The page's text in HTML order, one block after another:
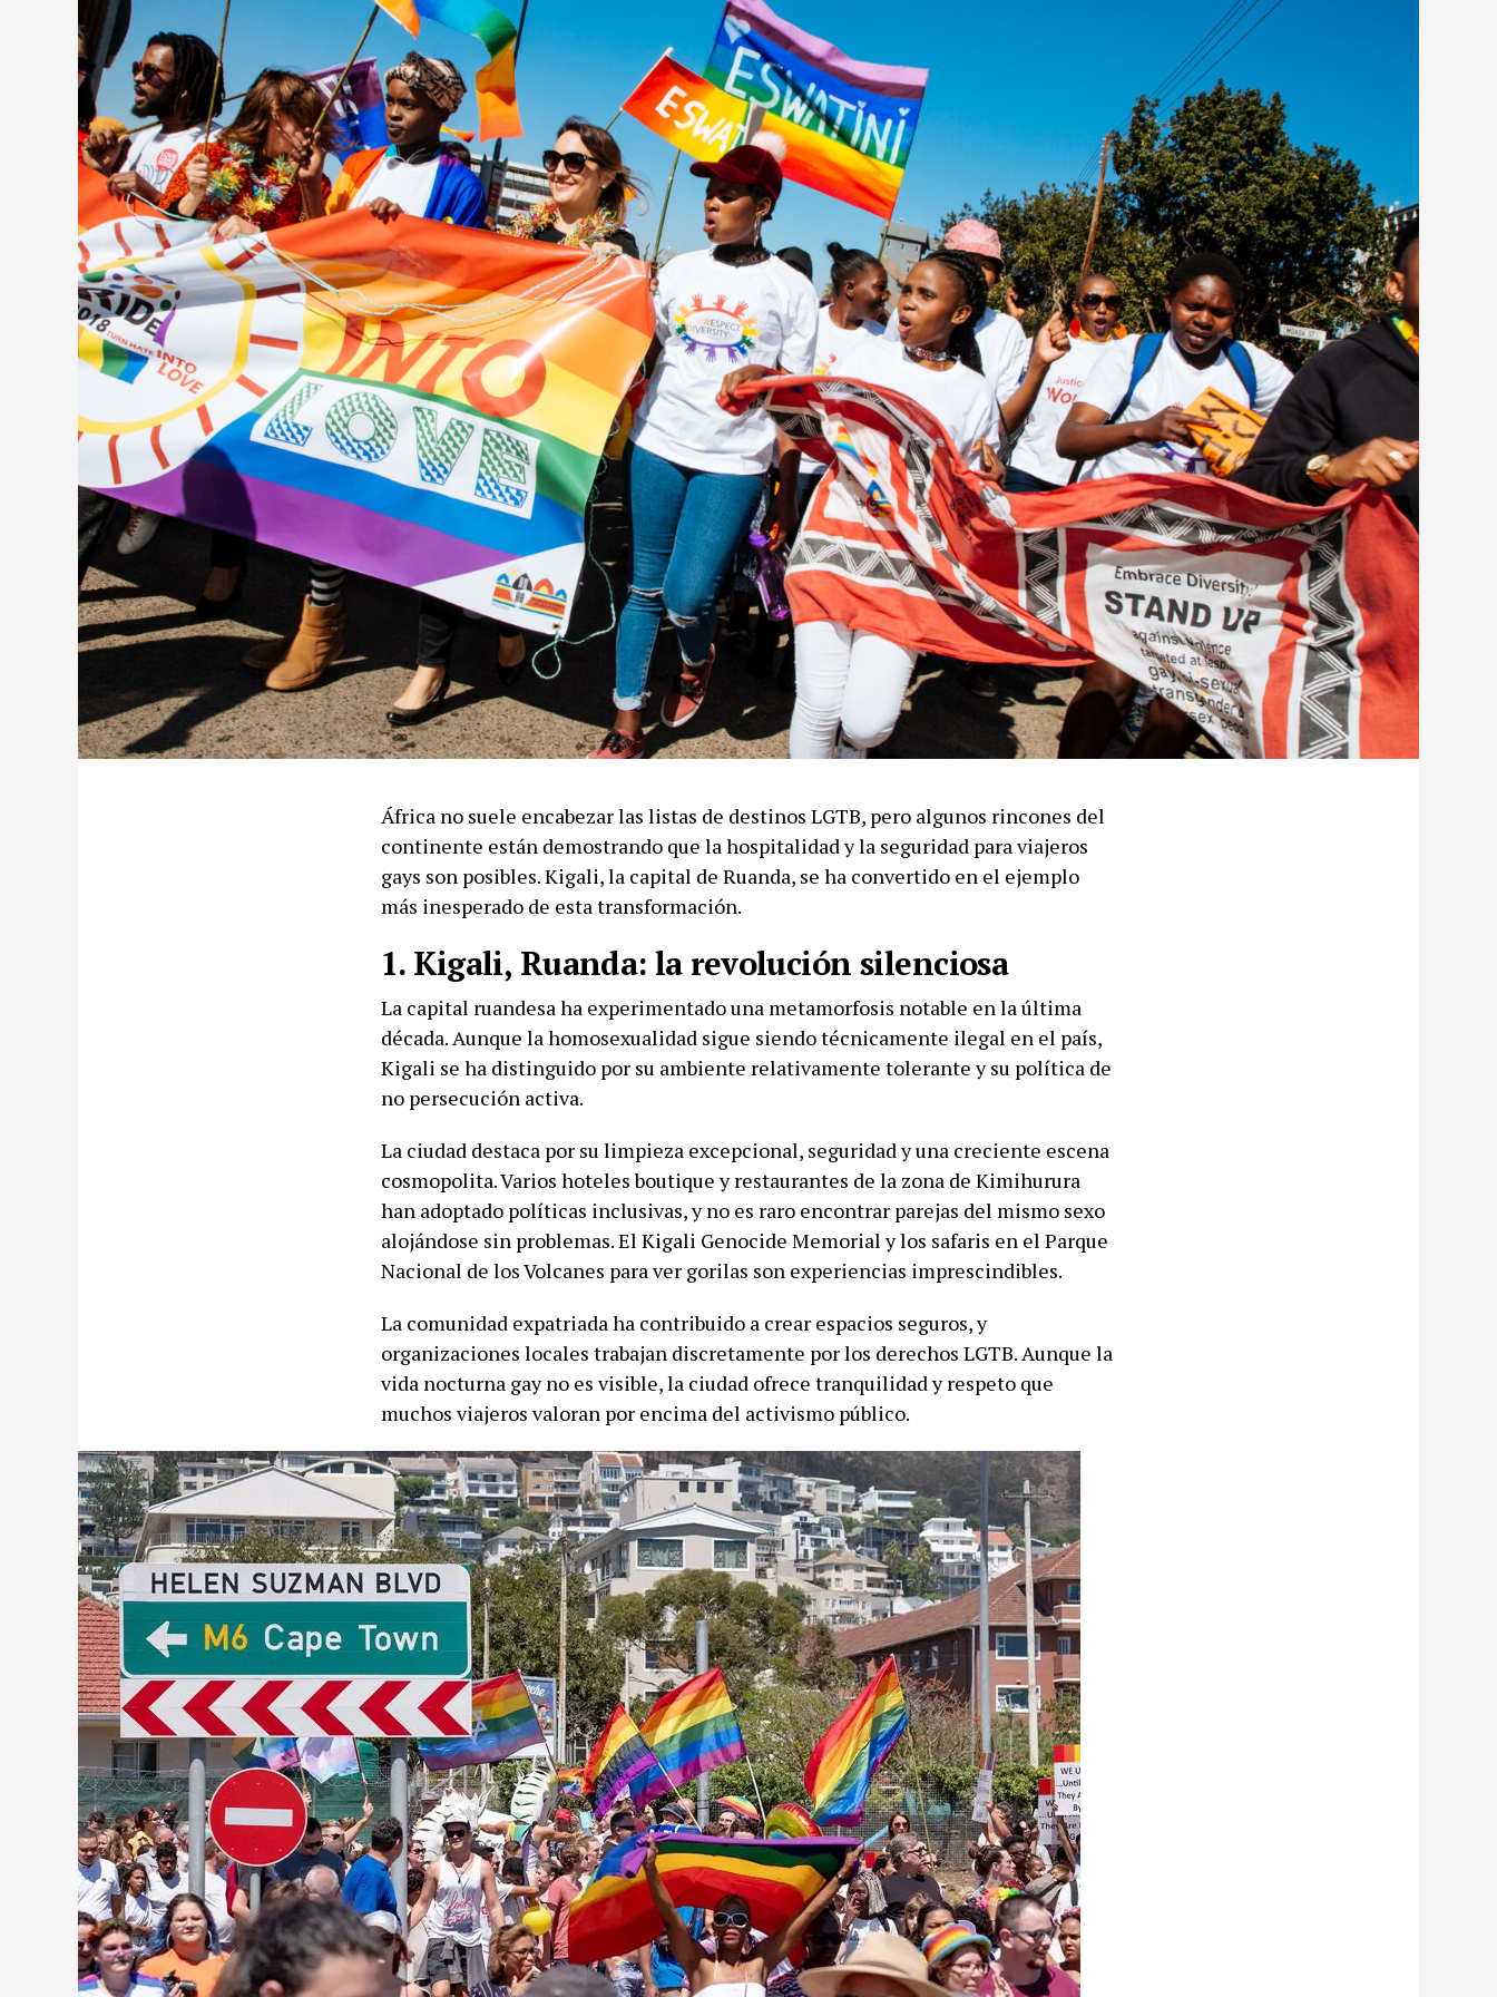
África no suele encabezar las listas de destinos LGTB, pero algunos rincones del
continente están demostrando que la hospitalidad y la seguridad para viajeros
gays son posibles. Kigali, la capital de Ruanda, se ha convertido en el ejemplo
más inesperado de esta transformación.
1. Kigali, Ruanda: la revolución silenciosa
La capital ruandesa ha experimentado una metamorfosis notable en la última
década. Aunque la homosexualidad sigue siendo técnicamente ilegal en el país,
Kigali se ha distinguido por su ambiente relativamente tolerante y su política de
no persecución activa.
La ciudad destaca por su limpieza excepcional, seguridad y una creciente escena
cosmopolita. Varios hoteles boutique y restaurantes de la zona de Kimihurura
han adoptado políticas inclusivas, y no es raro encontrar parejas del mismo sexo
alojándose sin problemas. El Kigali Genocide Memorial y los safaris en el Parque
Nacional de los Volcanes para ver gorilas son experiencias imprescindibles.
La comunidad expatriada ha contribuido a crear espacios seguros, y
organizaciones locales trabajan discretamente por los derechos LGTB. Aunque la
vida nocturna gay no es visible, la ciudad ofrece tranquilidad y respeto que
muchos viajeros valoran por encima del activismo público.